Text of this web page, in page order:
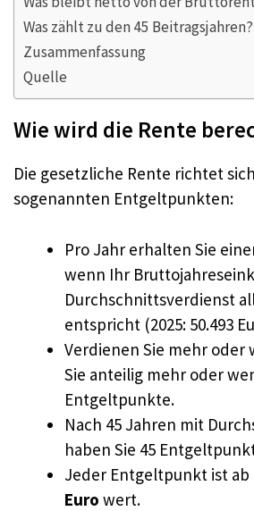
Was zählt zu den 45 Beitragsjahren?
Zusammenfassung
Quelle
Wie wird die Rente
Die gesetzliche Rente richtet
sogenannten Entgeltpunkten:
Pro Jahr erhalten Sie
wenn Ihr
Durchschnittsverdienst
entspricht (2025: 50.493
Verdienen Sie mehr oder
Sie anteilig mehr oder
Entgeltpunkte.
Nach 45 Jahren mit
haben Sie 45
Jeder Entgeltpunkt ist ab
Euro wert.